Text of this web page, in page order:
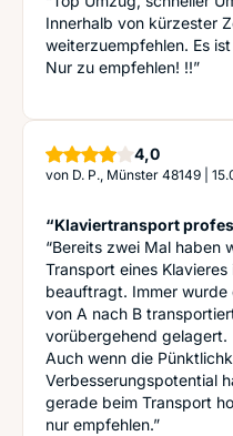
Innerhalb von kürzester
weiterzuempfehlen. Es
Nur zu empfehlen! !!”
4,0Sterne
von D. P., Münster 48149
“Klaviertransport
“Bereits zwei Mal haben
Transport eines
beauftragt. Immer wurde
von A nach B
vorübergehend gelagert.
Auch wenn die
Verbesserungspotential
gerade beim Transport
nur empfehlen.”